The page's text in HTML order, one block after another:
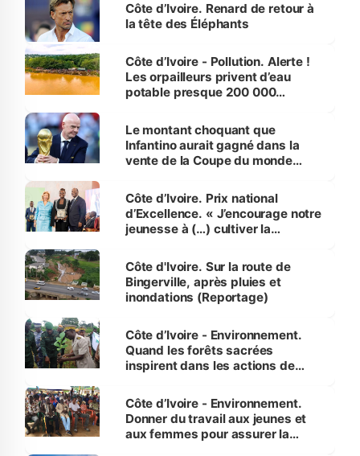
Côte d’Ivoire. Renard de retour à
la tête des Éléphants
Côte d’Ivoire - Pollution. Alerte !
Les orpailleurs privent d’eau
potable presque 200 000
Le montant choquant que
Infantino aurait gagné dans la
vente de la Coupe du monde
Côte d’Ivoire. Prix national
d’Excellence. « J’encourage notre
jeunesse à (…) cultiver la
(Alassane Ouattara
Côte d'Ivoire. Sur la route de
Bingerville, après pluies et
inondations (Reportage)
Côte d’Ivoire - Environnement.
Quand les forêts sacrées
inspirent dans les actions de
Côte d’Ivoire - Environnement.
Donner du travail aux jeunes et
aux femmes pour assurer la